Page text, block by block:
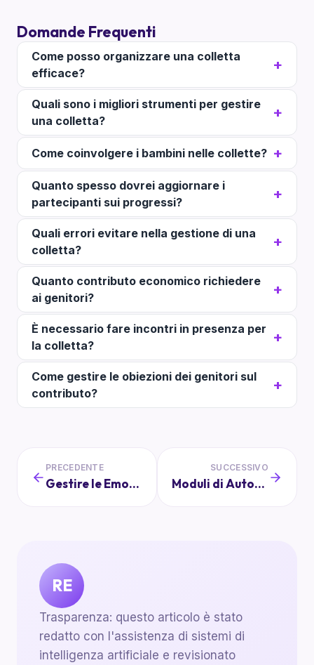
Domande Frequenti
Come posso organizzare una colletta
efficace?
Quali sono i migliori strumenti per gestire
una colletta?
Come coinvolgere i bambini nelle collette?
Quanto spesso dovrei aggiornare i
partecipanti sui progressi?
Quali errori evitare nella gestione di una
colletta?
Quanto contributo economico richiedere
ai genitori?
È necessario fare incontri in presenza per
la colletta?
Come gestire le obiezioni dei genitori sul
contributo?
PRECEDENTE
Gestire le Emozioni: Essere un Rappresentante di Classe più Sereno
SUCCESSIVO
Moduli di Autorizzazione: Gli Errori più Comuni da Evitare
RE
Trasparenza: questo articolo è stato
redatto con l'assistenza di sistemi di
intelligenza artificiale e revisionato